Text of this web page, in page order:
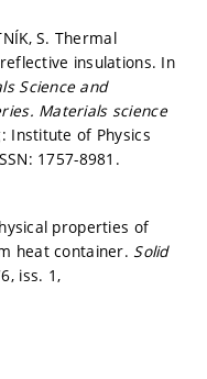
S. Thermal
insulations. In
Science and
Materials science
Institute of Physics
1757-8981.
properties of
heat container. Solid
iss. 1,